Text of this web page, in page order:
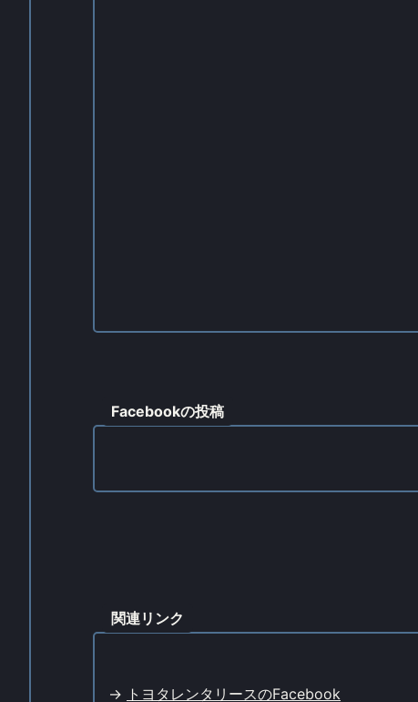
Facebookの投稿
関連リンク
-> トヨタレンタリースのFacebook